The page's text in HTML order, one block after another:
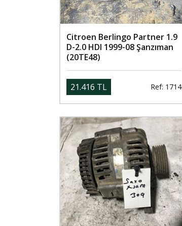
Citroen Berlingo Partner 1.9
D-2.0 HDI 1999-08 Şanzıman
(20TE48)
21.416 TL Ref: 1714